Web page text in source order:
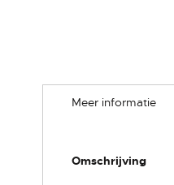
naar
afbeeldingen-
Meer informatie
Meer
informatie
Omschrijving